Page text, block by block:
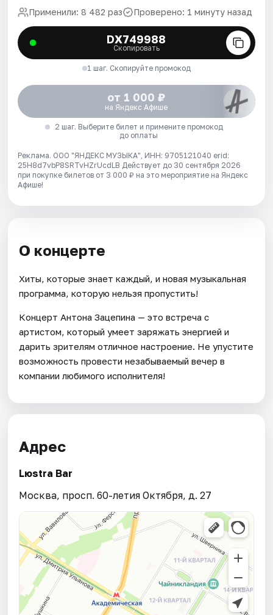
Применили: 8 482 раз Проверено: 1 минуту назад
DX749988
Скопировать
1 шаг. Скопируйте промокод
от 1 000 ₽
на Яндекс Афише
2 шаг. Выберите билет и примените промокод
до оплаты
Реклама. ООО "ЯНДЕКС МУЗЫКА", ИНН: 9705121040 erid:
25H8d7vbP8SRTvHZrUcdLB Действует до 30 сентября 2026
при покупке билетов от 3 000 ₽ на это мероприятие на Яндекс
Афише!
О концерте
Хиты, которые знает каждый, и новая музыкальная
программа, которую нельзя пропустить!
Концерт Антона Зацепина — это встреча с
артистом, который умеет заряжать энергией и
дарить зрителям отличное настроение. Не упустите
возможность провести незабываемый вечер в
компании любимого исполнителя!
Адрес
Lюstra Bar
Москва, просп. 60-летия Октября, д. 27